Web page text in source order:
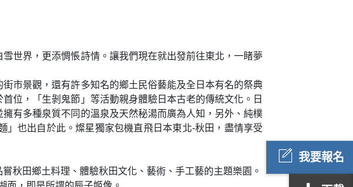
我要報名
世界，更添惆悵詩情。讓我們現在就出發前往東北，一睹夢
市景觀，還有許多知名的鄉土民俗藝能及全日本有名的祭典
位，「生剝鬼節」等活動親身體驗日本古老的傳統文化。日
有多種泉質不同的溫泉及天然秘湯而廣為人知，另外、純樸
也出自於此。燦星獨家包機直飛日本東北-秋田，盡情享受
秋田鄉土料理、體驗秋田文化、藝術、手工藝的主題樂園。